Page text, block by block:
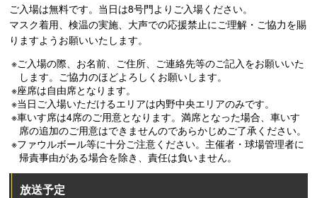
ご入場は無料です。当日は8号門よりご入場ください。
マスク着用、検温の実施、大声での応援禁止にご理解・ご協力を賜
りますようお願いいたします。
※ご入場の際、お名前、ご住所、ご連絡先等のご記入をお願いいた
します。ご協力のほどよろしくお願いします。
※座席は自由席となります。
※当日ご入場いただけるエリアは内野中央エリアのみです。
※車いす席は4席のご用意となります。満席となった場合、車いす
席の追加のご用意はできませんのであらかじめご了承ください。
※ファウルボール等に十分ご注意ください。主催者・球場管理者に
帰責事由がある場合を除き、責任は負いません。
放送予定